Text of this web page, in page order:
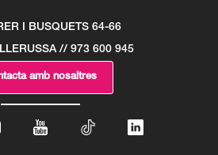
I BUSQUETS 64-66
// 973 600 945
amb nosaltres